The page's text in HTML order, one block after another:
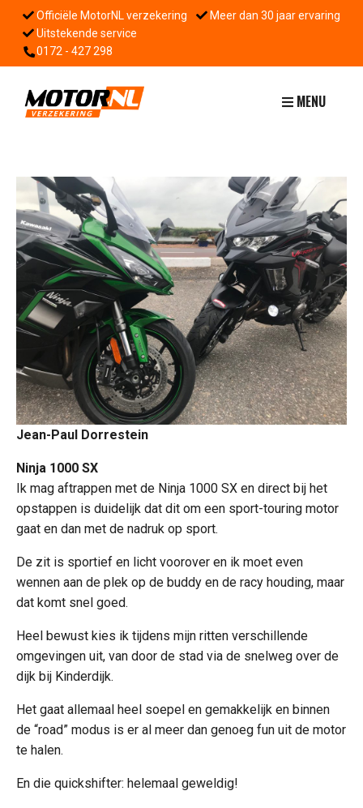
Officiële MotorNL verzekering
Meer dan 30 jaar ervaring
Uitstekende service
0172 - 427 298
MENU
Jean-Paul Dorrestein
Ninja 1000 SX
Ik mag aftrappen met de Ninja 1000 SX en direct bij het
opstappen is duidelijk dat dit om een sport-touring motor
gaat en dan met de nadruk op sport.
De zit is sportief en licht voorover en ik moet even
wennen aan de plek op de buddy en de racy houding, maar
dat komt snel goed.
Heel bewust kies ik tijdens mijn ritten verschillende
omgevingen uit, van door de stad via de snelweg over de
dijk bij Kinderdijk.
Het gaat allemaal heel soepel en gemakkelijk en binnen
de “road” modus is er al meer dan genoeg fun uit de motor
te halen.
En die quickshifter: helemaal geweldig!